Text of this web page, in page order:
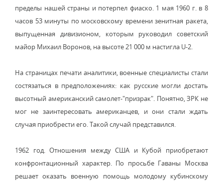
пределы нашей страны и потерпел фиаско. 1 мая 1960 г. в 8
часов 53 минуты по московскому времени зенитная ракета,
выпущенная дивизионом, которым руководил советский
майор Михаил Воронов, на высоте 21 000 м настигла U-2.
На страницах печати аналитики, военные специалисты стали
состязаться в предположениях: как русские могли достать
высотный американский самолет-"призрак". Понятно, ЗРК не
мог не заинтересовать американцев, и они стали ждать
случая приобрести его. Такой случай представился.
1962 год. Отношения между США и Кубой приобретают
конфронтационный характер. По просьбе Гаваны Москва
решает оказать военную помощь молодому кубинскому